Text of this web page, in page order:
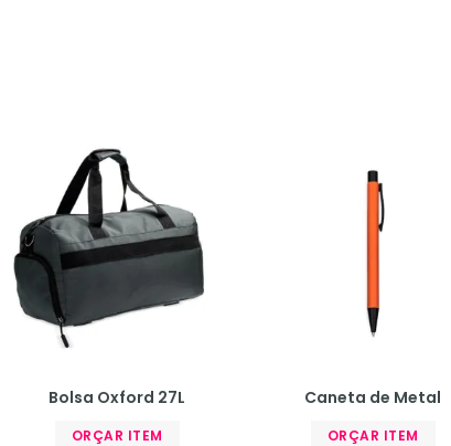
Bolsa Oxford 27L
ORÇAR ITEM
Caneta de Metal
ORÇAR ITEM